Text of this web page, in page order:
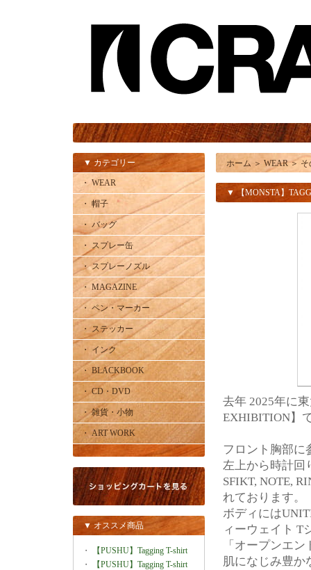
▼ カテゴリー
・ WEAR
・ 帽子
・ バッグ
・ スプレー缶
・ スプレーノズル
・ MAGAZINE
・ ペン・マーカー
・ ステッカー
・ インク
・ BLACKBOOK
・ CD・DVD
・ 雑貨・小物
・ ART WORK
▼ オススメ商品
・
【PUSHU】Tagging T-shirt
・
【PUSHU】Tagging T-shirt
ホーム ＞ WEAR ＞ そ
▼ 【MONSTA】
去年 2025年に
EXHIBITION】
フロント胸部に
左上から時計回
SFIKT, NOTE,
れております。
ボディには
ィーウェイト T
「オープンエ
肌になじみ豊か